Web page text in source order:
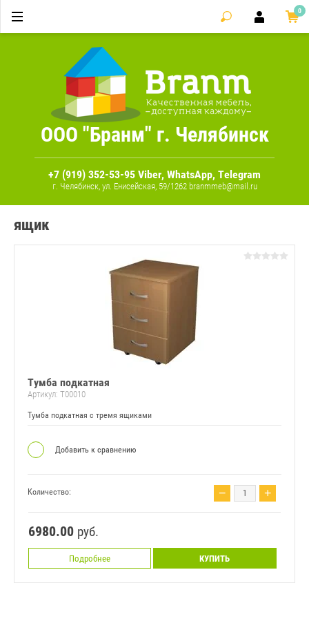
0
ООО "Бранм" г. Челябинск
+7 (919) 352-53-95 Viber, WhatsApp, Telegram
г. Челябинск, ул. Енисейская, 59/1262 branmmeb@mail.ru
ящик
Тумба подкатная
Артикул: Т00010
Тумба подкатная с тремя ящиками
Добавить к сравнению
Количество: − +
6980.00 руб.
Подробнее КУПИТЬ